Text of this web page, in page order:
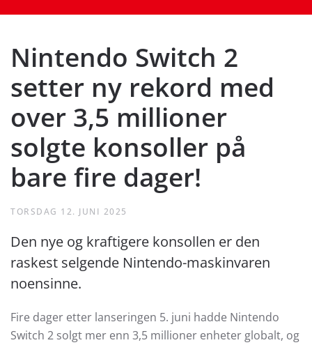
Nintendo Switch 2
setter ny rekord med
over 3,5 millioner
solgte konsoller på
bare fire dager!
TORSDAG 12. JUNI 2025
Den nye og kraftigere konsollen er den
raskest selgende Nintendo-maskinvaren
noensinne.
Fire dager etter lanseringen 5. juni hadde Nintendo
Switch 2 solgt mer enn 3,5 millioner enheter globalt, og